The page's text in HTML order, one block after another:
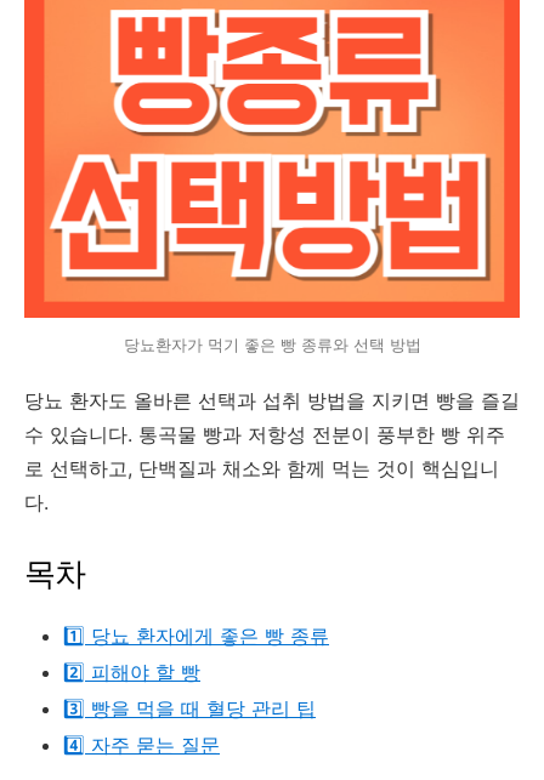
당뇨환자가 먹기 좋은 빵 종류와 선택 방법
당뇨 환자도 올바른 선택과 섭취 방법을 지키면 빵을 즐길
수 있습니다. 통곡물 빵과 저항성 전분이 풍부한 빵 위주
로 선택하고, 단백질과 채소와 함께 먹는 것이 핵심입니
다.
목차
1️⃣ 당뇨 환자에게 좋은 빵 종류
2️⃣ 피해야 할 빵
3️⃣ 빵을 먹을 때 혈당 관리 팁
4️⃣ 자주 묻는 질문